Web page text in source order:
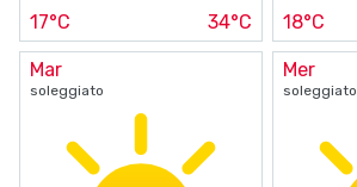
17°C 34°C 18°C
Mar
soleggiato
Mer
soleggiato